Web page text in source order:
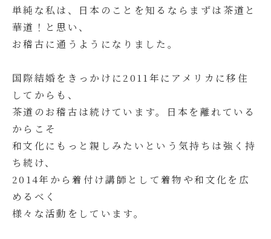
単純な私は、日本のことを知るならまずは茶道と
華道！と思い、
お稽古に通うようになりました。
国際結婚をきっかけに2011年にアメリカに移住
してからも、
茶道のお稽古は続けています。日本を離れている
からこそ
和文化にもっと親しみたいという気持ちは強く持
ち続け、
2014年から着付け講師として着物や和文化を広
めるべく
様々な活動をしています。